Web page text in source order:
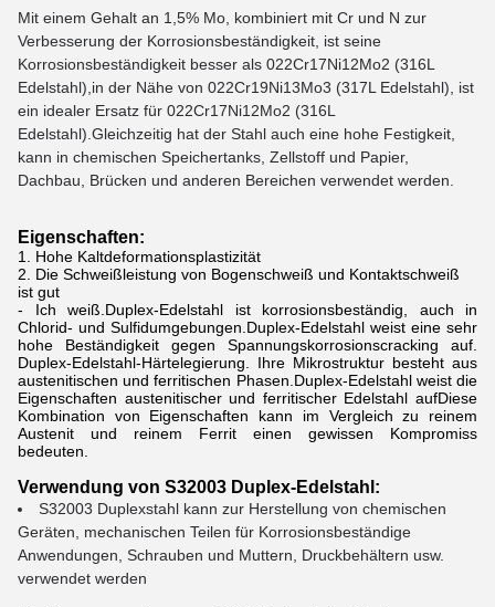
Mit einem Gehalt an 1,5% Mo, kombiniert mit Cr und N zur
Verbesserung der Korrosionsbeständigkeit, ist seine
Korrosionsbeständigkeit besser als 022Cr17Ni12Mo2 (316L
Edelstahl),in der Nähe von 022Cr19Ni13Mo3 (317L Edelstahl), ist
ein idealer Ersatz für 022Cr17Ni12Mo2 (316L
Edelstahl). Gleichzeitig hat der Stahl auch eine hohe Festigkeit,
kann in chemischen Speichertanks, Zellstoff und Papier,
Dachbau, Brücken und anderen Bereichen verwendet werden.
Eigenschaften:
Hohe Kaltdeformationsplastizität
Die Schweißleistung von Bogenschweiß und Kontaktschweiß
ist gut
- Ich weiß. Duplex-Edelstahl ist korrosionsbeständig, auch in
Chlorid- und Sulfidumgebungen.Duplex-Edelstahl weist eine sehr
hohe Beständigkeit gegen Spannungskorrosionscracking auf.
Duplex-Edelstahl-Härtelegierung. Ihre Mikrostruktur besteht aus
austenitischen und ferritischen Phasen.Duplex-Edelstahl weist die
Eigenschaften austenitischer und ferritischer Edelstahl aufDiese
Kombination von Eigenschaften kann im Vergleich zu reinem
Austenit und reinem Ferrit einen gewissen Kompromiss
bedeuten.
Verwendung von S32003 Duplex-Edelstahl:
S32003 Duplexstahl kann zur Herstellung von chemischen
Geräten, mechanischen Teilen für Korrosionsbeständige
Anwendungen, Schrauben und Muttern, Druckbehältern usw.
verwendet werden